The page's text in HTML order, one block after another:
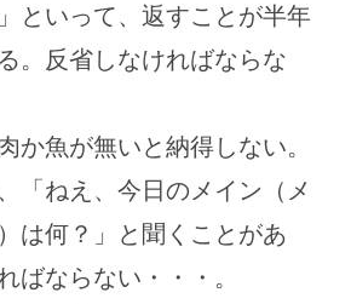
といって、返すことが半年
。反省しなければならな
か魚が無いと納得しない。
「ねえ、今日のメイン（メ
は何？」と聞くことがあ
ばならない・・・。